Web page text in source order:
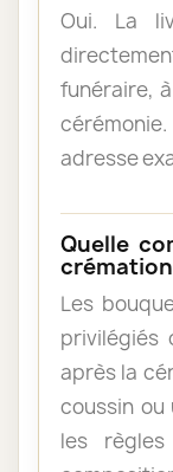
Oui. La
funéraire,
adresse
Quelle
Les
privilégiés
après la
coussin
les